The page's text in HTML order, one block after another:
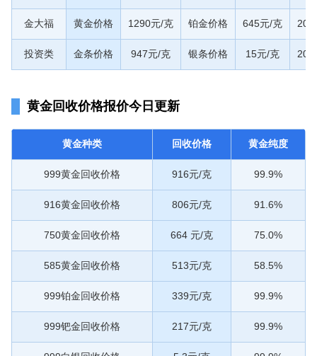
金大福 黄金价格 1290元/克 铂金价格 645元/克
投资类 金条价格 947元/克 银条价格 15元/克
黄金回收价格报价今日更新
黄金种类 回收价格 黄金纯度
999黄金回收价格 916元/克 99.9%
916黄金回收价格 806元/克 91.6%
750黄金回收价格 664 元/克 75.0%
585黄金回收价格 513元/克 58.5%
999铂金回收价格 339元/克 99.9%
999钯金回收价格 217元/克 99.9%